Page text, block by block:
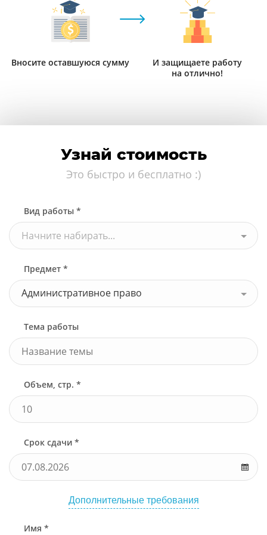
Вносите оставшуюся сумму
И защищаете работу
на отлично!
Узнай стоимость
Это быстро и бесплатно :)
Вид работы *
Начните набирать...
Предмет *
Административное право
Тема работы
Объем, стр. *
Срок сдачи *
Дополнительные требования
Имя *